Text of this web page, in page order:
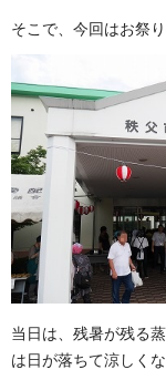
そこで、今回はお祭
当日は、残暑が残る
は日が落ちて涼しくな